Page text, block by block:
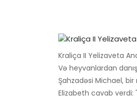
Kraliça II Yelizaveta
Və heyvanlardan
Şahzadəsi Michael,
Elizabeth cavab verdi: